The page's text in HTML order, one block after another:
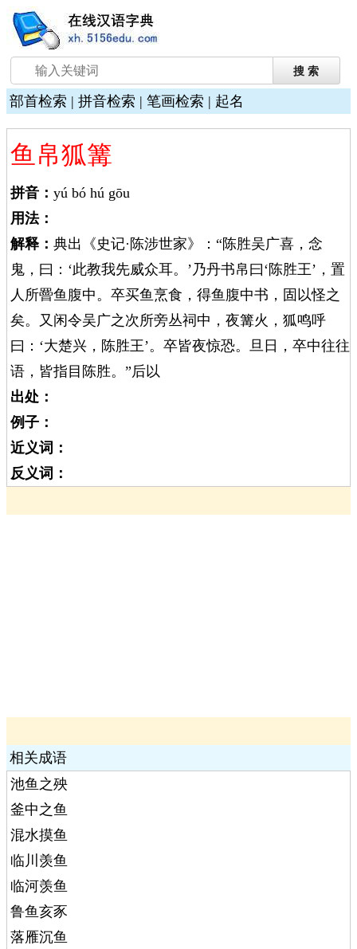
部首检索 | 拼音检索 | 笔画检索 | 起名
鱼帛狐篝
拼音： yú bó hú gōu
用法：
解释： 典出《史记·陈涉世家》：“陈胜吴广喜，念
鬼，曰：‘此教我先威众耳。’乃丹书帛曰‘陈胜王’，置
人所罾鱼腹中。卒买鱼烹食，得鱼腹中书，固以怪之
矣。又闲令吴广之次所旁丛祠中，夜篝火，狐鸣呼
曰：‘大楚兴，陈胜王’。卒皆夜惊恐。旦日，卒中往往
语，皆指目陈胜。”后以
出处：
例子：
近义词：
反义词：
相关成语
池鱼之殃
釜中之鱼
混水摸鱼
临川羡鱼
临河羡鱼
鲁鱼亥豕
落雁沉鱼